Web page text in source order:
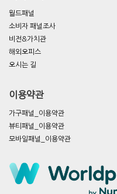
월드패널
소비자 패널조사
비전&가치관
해외오피스
오시는 길
이용약관
가구패널_이용약관
뷰티패널_이용약관
모바일패널_이용약관